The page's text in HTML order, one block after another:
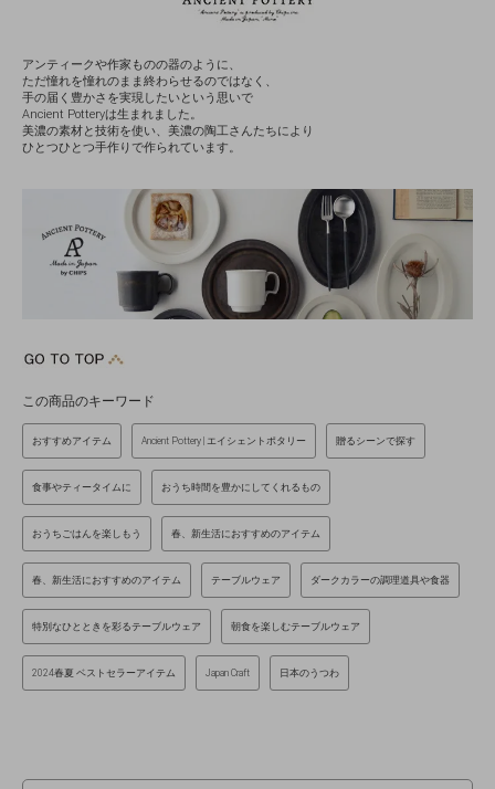
アンティークや作家ものの器のように、
ただ憧れを憧れのまま終わらせるのではなく、
手の届く豊かさを実現したいという思いで
Ancient Potteryは生まれました。
美濃の素材と技術を使い、美濃の陶工さんたちにより
ひとつひとつ手作りで作られています。
この商品のキーワード
おすすめアイテム Ancient Pottery | エイシェントポタリー 贈るシーンで探す
食事やティータイムに おうち時間を豊かにしてくれるもの
おうちごはんを楽しもう 春、新生活におすすめのアイテム
春、新生活におすすめのアイテム テーブルウェア ダークカラーの調理道具や食器
特別なひとときを彩るテーブルウェア 朝食を楽しむテーブルウェア
2024春夏 ベストセラーアイテム Japan Craft 日本のうつわ